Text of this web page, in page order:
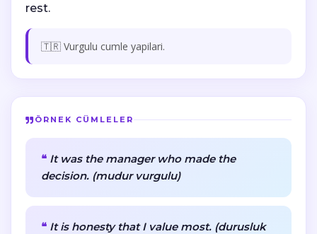
rest.
🇹🇷 Vurgulu cumle yapilari.
ÖRNEK CÜMLELER
It was the manager who made the
decision. (mudur vurgulu)
It is honesty that I value most. (durusluk